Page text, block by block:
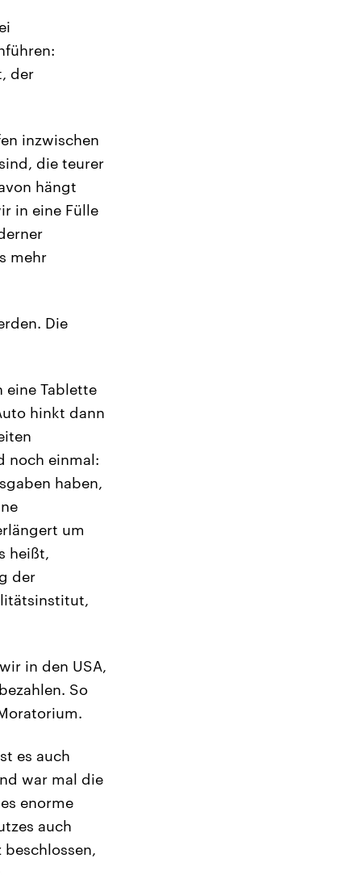
der
inzwischen
die teurer
hängt
in eine Fülle
mehr
Die
eine Tablette
hinkt dann
noch einmal:
haben,
um
heißt,
der
in den USA,
So
es auch
war mal die
enorme
auch